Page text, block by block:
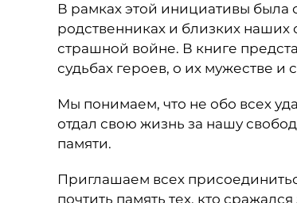
В рамках этой инициативы была
родственниках и близких наших
страшной войне. В книге
судьбах героев, о их мужестве и
Мы понимаем, что не обо всех
отдал свою жизнь за нашу
памяти.
Приглашаем всех
почтить память тех, кто